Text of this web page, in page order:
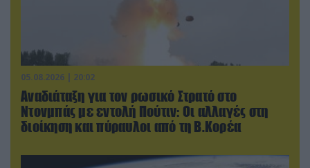
05.08.2026 | 20:02
Αναδιάταξη για τον ρωσικό Στρατό στο
Ντονμπάς με εντολή Πούτιν: Οι αλλαγές στη
διοίκηση και πύραυλοι από τη Β.Κορέα